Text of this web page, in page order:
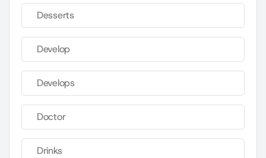
Desserts
Develop
Develops
Doctor
Drinks